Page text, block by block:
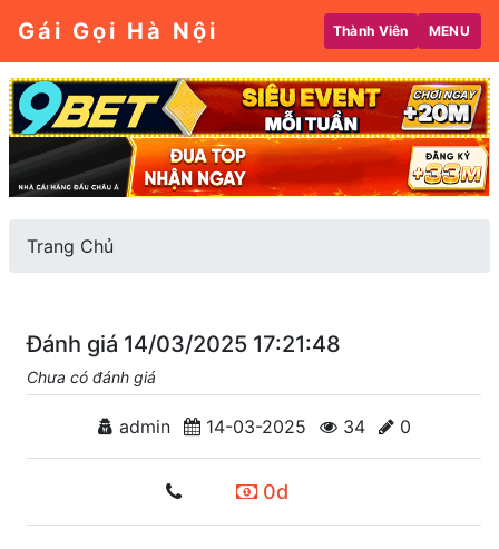
Gái Gọi Hà Nội Thành Viên MENU
Trang Chủ
Đánh giá 14/03/2025 17:21:48
Chưa có đánh giá
admin 14-03-2025 34 0
0d